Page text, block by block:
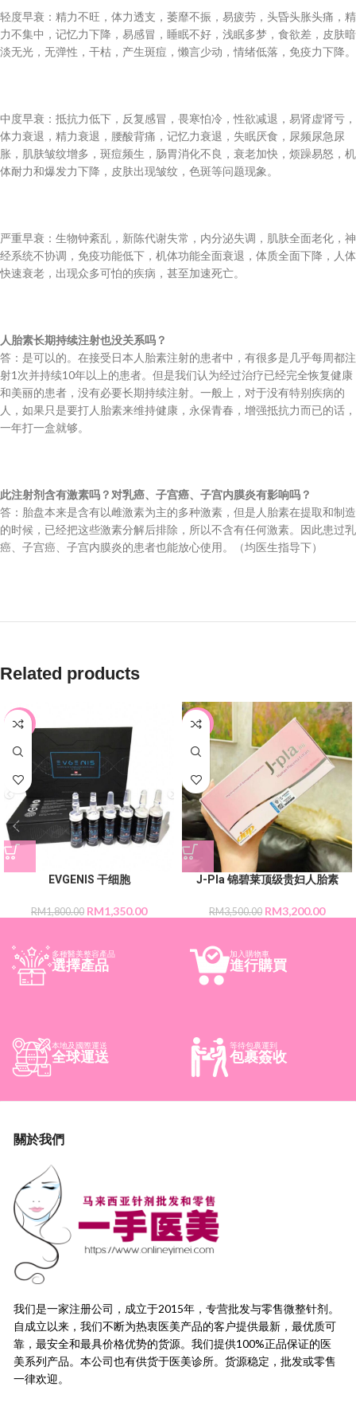
轻度早衰：精力不旺，体力透支，萎靡不振，易疲劳，头昏头胀头痛，精
力不集中，记忆力下降，易感冒，睡眠不好，浅眠多梦，食欲差，皮肤暗
淡无光，无弹性，干枯，产生斑痘，懒言少动，情绪低落，免疫力下降。
中度早衰：抵抗力低下，反复感冒，畏寒怕冷，性欲减退，易肾虚肾亏，
体力衰退，精力衰退，腰酸背痛，记忆力衰退，失眠厌食，尿频尿急尿
胀，肌肤皱纹增多，斑痘频生，肠胃消化不良，衰老加快，烦躁易怒，机
体耐力和爆发力下降，皮肤出现皱纹，色斑等问题现象。
严重早衰：生物钟紊乱，新陈代谢失常，内分泌失调，肌肤全面老化，神
经系统不协调，免疫功能低下，机体功能全面衰退，体质全面下降，人体
快速衰老，出现众多可怕的疾病，甚至加速死亡。
人胎素长期持续注射也没关系吗？
答：是可以的。在接受日本人胎素注射的患者中，有很多是几乎每周都注
射1次并持续10年以上的患者。但是我们认为经过治疗已经完全恢复健康
和美丽的患者，没有必要长期持续注射。一般上，对于没有特别疾病的
人，如果只是要打人胎素来维持健康，永保青春，增强抵抗力而已的话，
一年打一盒就够。
此注射剂含有激素吗？对乳癌、子宫癌、子宫内膜炎有影响吗？
答：胎盘本来是含有以雌激素为主的多种激素，但是人胎素在提取和制造
的时候，已经把这些激素分解后排除，所以不含有任何激素。因此患过乳
癌、子宫癌、子宫内膜炎的患者也能放心使用。（均医生指导下）
Related products
-25%
EVGENIS 干细胞
RM1,800.00 RM1,350.00
-9%
J-Pla 锦碧莱顶级贵妇人胎素
RM3,500.00 RM3,200.00
多種醫美整容產品
選擇產品
加入購物車
進行購買
本地及國際運送
全球運送
等待包裹運到
包裹簽收
關於我們
我们是一家注册公司，成立于2015年， 专营批发与零售微整针剂。
自成立以来，我们不断为热衷医美产品的客户提供最新， 最优质可
靠，最安全和最具价格优势的货源。 我们提供100%正品保证的医
美系列产品。本公司也有供货于医美诊所。货源稳定， 批发或零售
一律欢迎。